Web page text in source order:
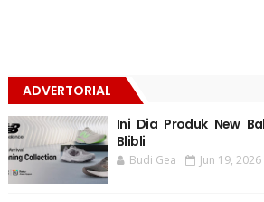
ADVERTORIAL
Ini Dia Produk New
Blibli
Budi Gea Jun 19, 2026